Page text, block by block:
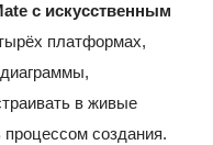
с искусственным
платформах,
диаграммы,
в живые
создания.